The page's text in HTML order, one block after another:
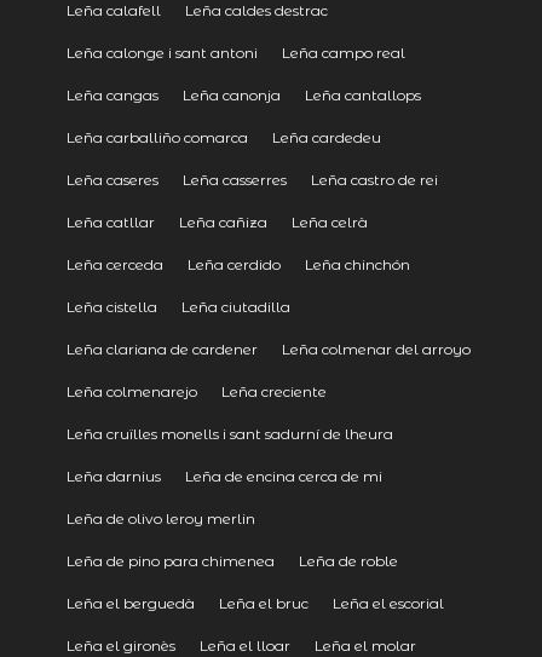
Leña calafell Leña caldes destrac
Leña calonge i sant antoni Leña campo real
Leña cangas Leña canonja Leña cantallops
Leña carballiño comarca Leña cardedeu
Leña caseres Leña casserres Leña castro de rei
Leña catllar Leña cañiza Leña celrà
Leña cerceda Leña cerdido Leña chinchón
Leña cistella Leña ciutadilla
Leña clariana de cardener Leña colmenar del arroyo
Leña colmenarejo Leña creciente
Leña cruïlles monells i sant sadurní de lheura
Leña darnius Leña de encina cerca de mi
Leña de olivo leroy merlin
Leña de pino para chimenea Leña de roble
Leña el berguedà Leña el bruc Leña el escorial
Leña el gironès Leña el lloar Leña el molar